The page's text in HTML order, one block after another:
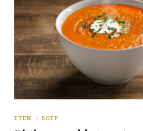
ETEN SOEP